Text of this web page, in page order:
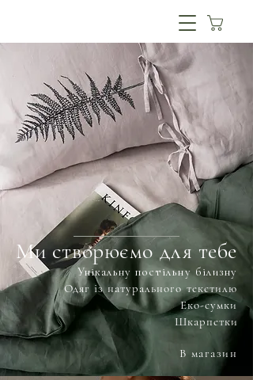
Ми створюємо для тебе
Унікальну постільну білизну
Одяг із натурального текстилю
Еко-сумки
Шкарпетки
В магазин